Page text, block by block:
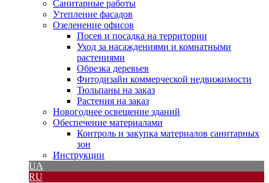
Санитарные работы
Утепление фасадов
Озеленение офисов
Посев и посадка на территории
Уход за насаждениями и комнатными
растениями
Обрезка деревьев
Фитодизайн коммерческой недвижимости
Тюльпаны на заказ
Растения на заказ
Новогоднее освещение зданий
Обеспечение материалами
Контроль и закупка материалов санитарных
зон
Инструкции
UA
RU